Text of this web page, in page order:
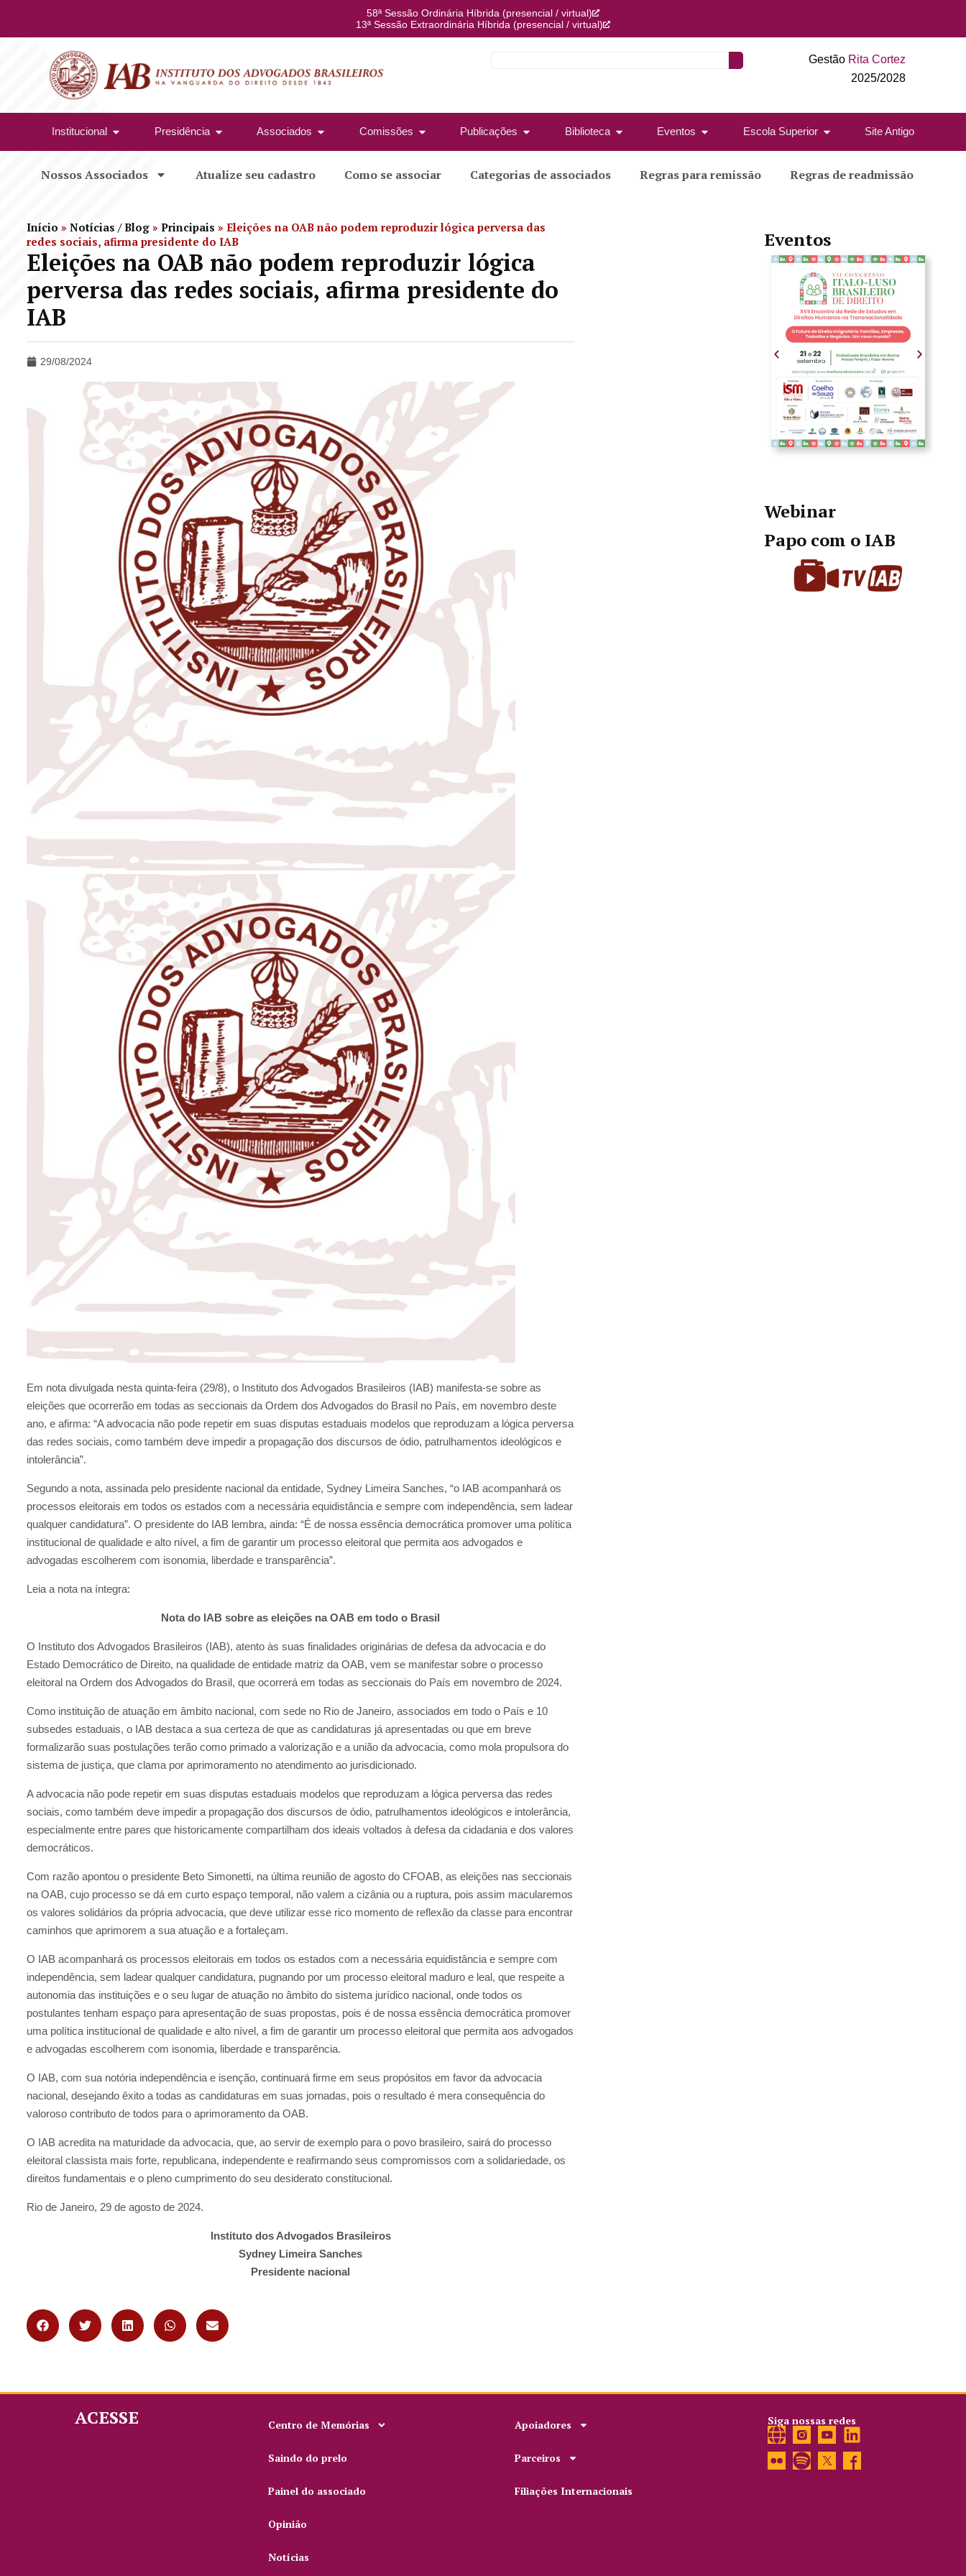
58ª Sessão Ordinária Híbrida (presencial / virtual)
13ª Sessão Extraordinária Híbrida (presencial / virtual)
Gestão Rita Cortez
2025/2028
Institucional Presidência Associados Comissões Publicações Biblioteca Eventos Escola Superior Site Antigo
Nossos Associados Atualize seu cadastro Como se associar Categorias de associados Regras para remissão Regras de readmissão
Início » Notícias / Blog » Principais » Eleições na OAB não podem reproduzir lógica perversa das
redes sociais, afirma presidente do IAB
Eleições na OAB não podem reproduzir lógica
perversa das redes sociais, afirma presidente do
IAB
29/08/2024
Em nota divulgada nesta quinta-feira (29/8), o Instituto dos Advogados Brasileiros (IAB) manifesta-se sobre as
eleições que ocorrerão em todas as seccionais da Ordem dos Advogados do Brasil no País, em novembro deste
ano, e afirma: “A advocacia não pode repetir em suas disputas estaduais modelos que reproduzam a lógica perversa
das redes sociais, como também deve impedir a propagação dos discursos de ódio, patrulhamentos ideológicos e
intolerância”.
Segundo a nota, assinada pelo presidente nacional da entidade, Sydney Limeira Sanches, “o IAB acompanhará os
processos eleitorais em todos os estados com a necessária equidistância e sempre com independência, sem ladear
qualquer candidatura”. O presidente do IAB lembra, ainda: “É de nossa essência democrática promover uma política
institucional de qualidade e alto nível, a fim de garantir um processo eleitoral que permita aos advogados e
advogadas escolherem com isonomia, liberdade e transparência”.
Leia a nota na íntegra:
Nota do IAB sobre as eleições na OAB em todo o Brasil
O Instituto dos Advogados Brasileiros (IAB), atento às suas finalidades originárias de defesa da advocacia e do
Estado Democrático de Direito, na qualidade de entidade matriz da OAB, vem se manifestar sobre o processo
eleitoral na Ordem dos Advogados do Brasil, que ocorrerá em todas as seccionais do País em novembro de 2024.
Como instituição de atuação em âmbito nacional, com sede no Rio de Janeiro, associados em todo o País e 10
subsedes estaduais, o IAB destaca a sua certeza de que as candidaturas já apresentadas ou que em breve
formalizarão suas postulações terão como primado a valorização e a união da advocacia, como mola propulsora do
sistema de justiça, que clama por aprimoramento no atendimento ao jurisdicionado.
A advocacia não pode repetir em suas disputas estaduais modelos que reproduzam a lógica perversa das redes
sociais, como também deve impedir a propagação dos discursos de ódio, patrulhamentos ideológicos e intolerância,
especialmente entre pares que historicamente compartilham dos ideais voltados à defesa da cidadania e dos valores
democráticos.
Com razão apontou o presidente Beto Simonetti, na última reunião de agosto do CFOAB, as eleições nas seccionais
na OAB, cujo processo se dá em curto espaço temporal, não valem a cizânia ou a ruptura, pois assim macularemos
os valores solidários da própria advocacia, que deve utilizar esse rico momento de reflexão da classe para encontrar
caminhos que aprimorem a sua atuação e a fortaleçam.
O IAB acompanhará os processos eleitorais em todos os estados com a necessária equidistância e sempre com
independência, sem ladear qualquer candidatura, pugnando por um processo eleitoral maduro e leal, que respeite a
autonomia das instituições e o seu lugar de atuação no âmbito do sistema jurídico nacional, onde todos os
postulantes tenham espaço para apresentação de suas propostas, pois é de nossa essência democrática promover
uma política institucional de qualidade e alto nível, a fim de garantir um processo eleitoral que permita aos advogados
e advogadas escolherem com isonomia, liberdade e transparência.
O IAB, com sua notória independência e isenção, continuará firme em seus propósitos em favor da advocacia
nacional, desejando êxito a todas as candidaturas em suas jornadas, pois o resultado é mera consequência do
valoroso contributo de todos para o aprimoramento da OAB.
O IAB acredita na maturidade da advocacia, que, ao servir de exemplo para o povo brasileiro, sairá do processo
eleitoral classista mais forte, republicana, independente e reafirmando seus compromissos com a solidariedade, os
direitos fundamentais e o pleno cumprimento do seu desiderato constitucional.
Rio de Janeiro, 29 de agosto de 2024.
Instituto dos Advogados Brasileiros
Sydney Limeira Sanches
Presidente nacional
Eventos
Webinar
Papo com o IAB
ACESSE Centro de Memórias
Saindo do prelo
Painel do associado
Opinião
Notícias
Apoiadores
Parceiros
Filiações Internacionais
Siga nossas redes